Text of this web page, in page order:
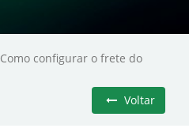
Como configurar o frete do
Voltar